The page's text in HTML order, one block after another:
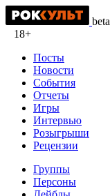
beta
18+
Посты
Новости
События
Отчеты
Игры
Интервью
Розыгрыши
Рецензии
Группы
Персоны